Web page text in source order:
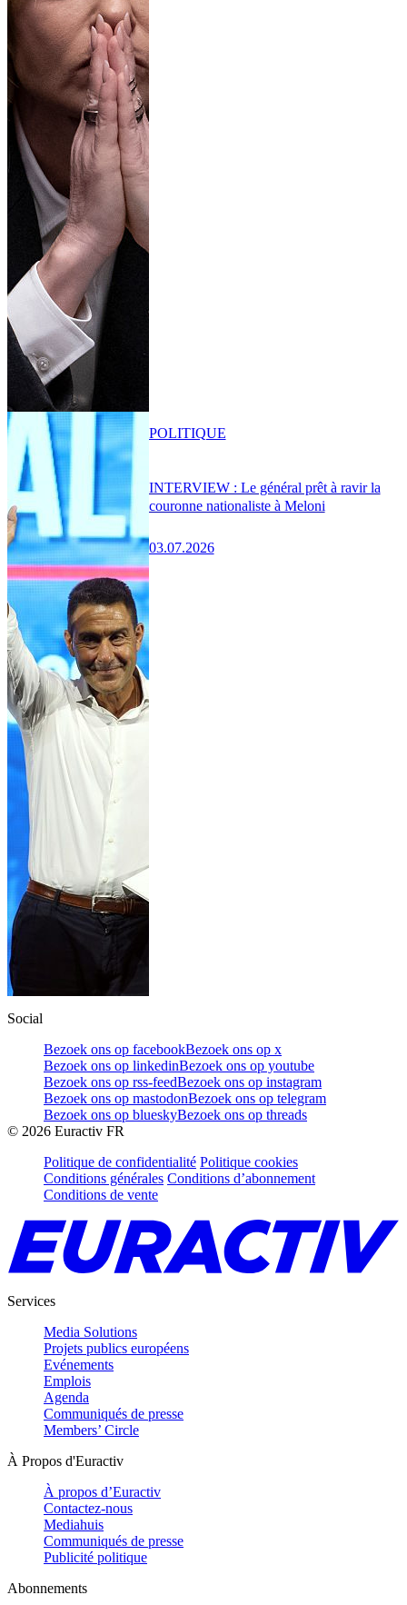
INTERVIEW : Le général prêt à ravir la
couronne nationaliste à Meloni
03.07.2026
POLITIQUE
Social
Bezoek ons op facebookBezoek ons op x
Bezoek ons op linkedinBezoek ons op youtube
Bezoek ons op rss-feedBezoek ons op instagram
Bezoek ons op mastodonBezoek ons op telegram
Bezoek ons op blueskyBezoek ons op threads
© 2026 Euractiv FR
Politique de confidentialité Politique cookies
Conditions générales Conditions d’abonnement
Conditions de vente
Services
Media Solutions
Projets publics européens
Evénements
Emplois
Agenda
Communiqués de presse
Members’ Circle
À Propos d'Euractiv
À propos d’Euractiv
Contactez-nous
Mediahuis
Communiqués de presse
Publicité politique
Abonnements